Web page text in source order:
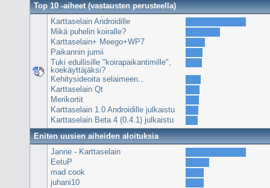
Top 10 -aiheet (vastausten perusteella)
Karttaselain Androidille
Mikä puhelin koiralle?
Karttaselain+ Meego+WP7
Paikannin jumii
Tuki edullisille "koirapaikantimille",
koekäyttäjäksi?
Kehitysideoita selaimeen...
Karttaselain Qt
Merikortit
Karttaselain 1.0 Androidille julkaistu
Karttaselain Beta 4 (0.4.1) julkaistu
Eniten uusien aiheiden aloituksia
Janne - Karttaselain
EetuP
mad cook
juhani10